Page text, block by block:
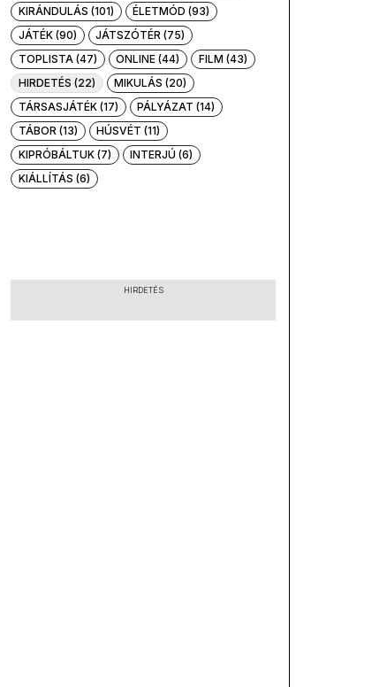
KIRÁNDULÁS (101)
ÉLETMÓD (93)
JÁTÉK (90)
JÁTSZÓTÉR (75)
TOPLISTA (47)
ONLINE (44)
FILM (43)
HIRDETÉS (22)
MIKULÁS (20)
TÁRSASJÁTÉK (17)
PÁLYÁZAT (14)
TÁBOR (13)
HÚSVÉT (11)
KIPRÓBÁLTUK (7)
INTERJÚ (6)
KIÁLLÍTÁS (6)
HIRDETÉS